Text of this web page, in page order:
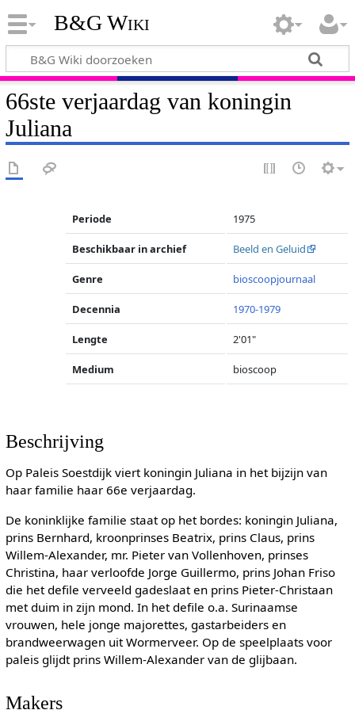
B&G Wiki
66ste verjaardag van koningin
Juliana
Periode 1975
Beschikbaar in archief Beeld en Geluid
Genre bioscoopjournaal
Decennia 1970-1979
Lengte 2'01"
Medium bioscoop
Beschrijving
Op Paleis Soestdijk viert koningin Juliana in het bijzijn van
haar familie haar 66e verjaardag.
De koninklijke familie staat op het bordes: koningin Juliana,
prins Bernhard, kroonprinses Beatrix, prins Claus, prins
Willem-Alexander, mr. Pieter van Vollenhoven, prinses
Christina, haar verloofde Jorge Guillermo, prins Johan Friso
die het defile verveeld gadeslaat en prins Pieter-Christaan
met duim in zijn mond. In het defile o.a. Surinaamse
vrouwen, hele jonge majorettes, gastarbeiders en
brandweerwagen uit Wormerveer. Op de speelplaats voor
paleis glijdt prins Willem-Alexander van de glijbaan.
Makers